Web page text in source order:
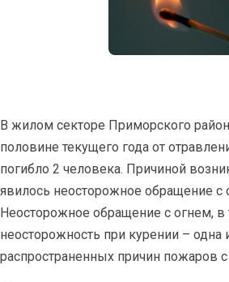
В жилом секторе Приморского
половине текущего года от
погибло 2 человека. Причиной
явилось неосторожное обращение с
Неосторожное обращение с огнем, в
неосторожность при курении – одна
распространенных причин пожаров